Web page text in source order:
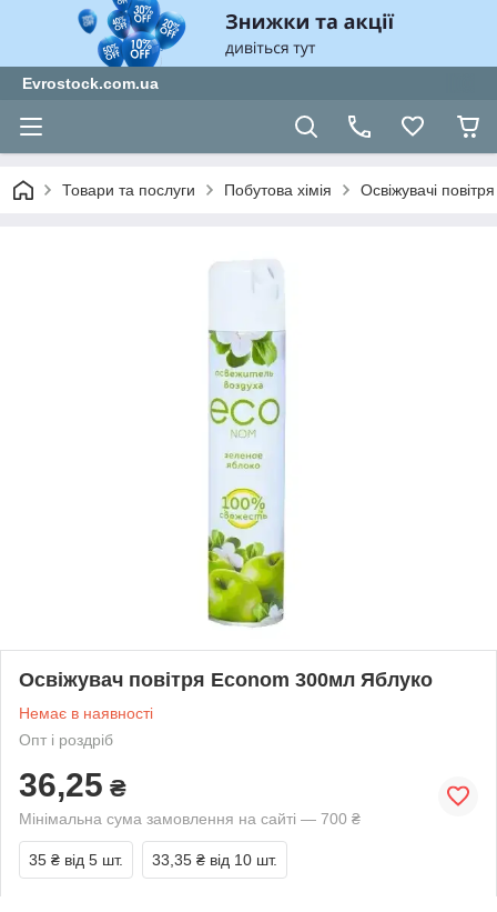
Evrostock.com.ua
Товари та послуги Побутова хімія Освіжувачі
Освіжувач повітря Econom 300мл Яблуко
Немає в наявності
Опт і роздріб
36,25 ₴
Мінімальна сума замовлення на сайті — 700 ₴
35 ₴ від 5 шт. 33,35 ₴ від 10 шт.